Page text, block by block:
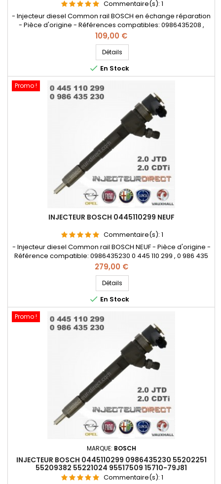
Commentaire(s): 1
- Injecteur diesel Common rail BOSCH en échange réparation
- Pièce d'origine - Références compatibles: 0986435208 ,
0986435108 , 551982180 , 55196295 , 55198218 , 55221020
, 93169123 , 71792979, 71794089 , R1590067 - Pour motorisation
Fiat 1.9JTD , Alfa Roméo 1.9JTDM , Lancia 1.9D Multijet , Opel
1.9CDTI , SAAB 1.9TiD
Prix
109,00 €
Détails
 En Stock
Promo !
INJECTEUR BOSCH 0445110299 NEUF
Commentaire(s): 1
- Injecteur diesel Common rail BOSCH NEUF - Pièce d'origine -
Référence compatible: 0986435230 0 445 110 299 , 0 986 435
230 , 55202251 , 55209382 , 55221024 , 95517509 , 15710-79J81 -
Pour motorisations Alfa Roméo 2.0 JTDM , Fiat , Lancia 2.0 D
Multijet , Opel 2.0 CDTi
Prix
279,00 €
Détails
 En Stock
Promo !
MARQUE: BOSCH
INJECTEUR BOSCH 0445110299 0986435230 55202251
55209382 55221024 95517509 15710-79J81
Commentaire(s): 1